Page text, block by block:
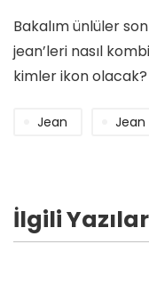
Bakalım ünlüler
jean’leri nasıl
kimler ikon olacak?
Jean Jean
İlgili Yazılar